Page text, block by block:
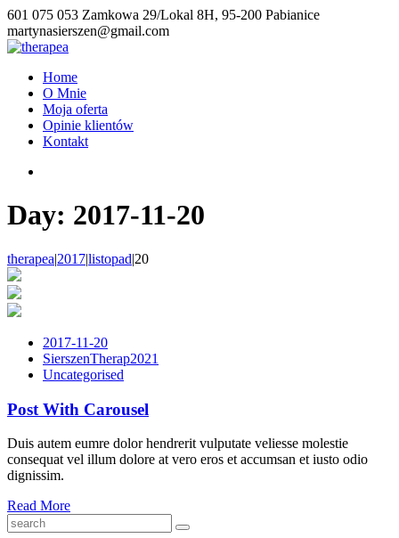
601 075 053 Zamkowa 29/Lokal 8H, 95-200 Pabianice
martynasierszen@gmail.com
Home
O Mnie
Moja oferta
Opinie klientów
Kontakt
Day: 2017-11-20
therapea|2017|listopad|20
2017-11-20
SierszenTherap2021
Uncategorised
Post With Carousel
Duis autem eumre dolor hendrerit vulputate veliesse molestie
consequat vel illum dolore at vero eros et accumsan et iusto odio
dignissim.
Read More